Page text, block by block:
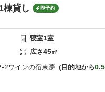
棟貸し 即予約
寝室1室
広さ45㎡
2ワインの宿東夢 目的地から0.5